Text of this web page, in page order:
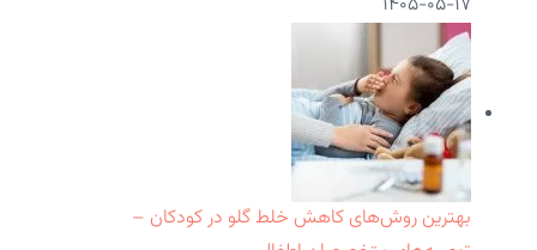
بهترین روش‌های کاهش خلط گلو در کودکان –